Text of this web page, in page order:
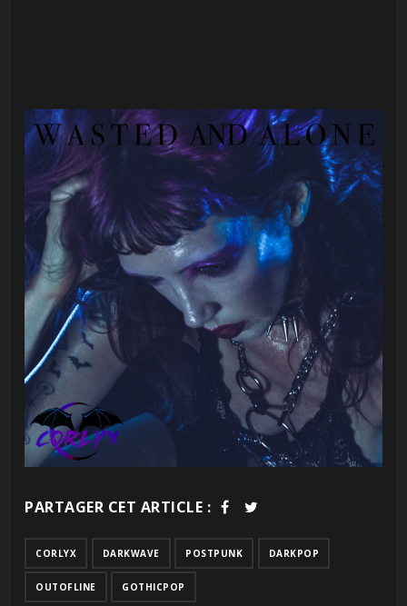
PARTAGER CET ARTICLE :
CORLYX DARKWAVE POSTPUNK DARKPOP
OUTOFLINE GOTHICPOP